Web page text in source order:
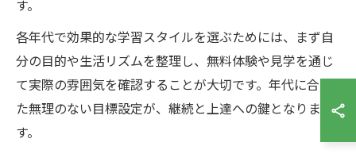
す。
各年代で効果的な学習スタイルを選ぶためには、まず自
分の目的や生活リズムを整理し、無料体験や見学を通じ
て実際の雰囲気を確認することが大切です。年代に合っ
た無理のない目標設定が、継続と上達への鍵となりま
す。